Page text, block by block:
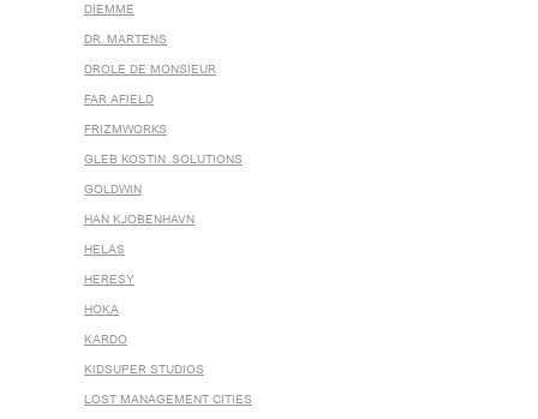
DIEMME
DR. MARTENS
DROLE DE MONSIEUR
FAR AFIELD
FRIZMWORKS
GLEB KOSTIN .SOLUTIONS
GOLDWIN
HAN KJOBENHAVN
HELAS
HERESY
HOKA
KARDO
KIDSUPER STUDIOS
LOST MANAGEMENT CITIES